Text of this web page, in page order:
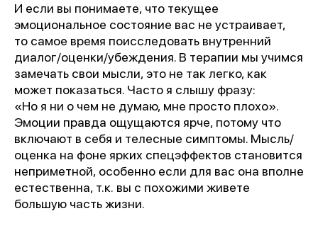
И если вы понимаете, что текущее
эмоциональное состояние вас не устраивает,
то самое время поисследовать внутренний
диалог/оценки/убеждения. В терапии мы учимся
замечать свои мысли, это не так легко, как
может показаться. Часто я слышу фразу:
«Но я ни о чем не думаю, мне просто плохо».
Эмоции правда ощущаются ярче, потому что
включают в себя и телесные симптомы. Мысль/
оценка на фоне ярких спецэффектов становится
неприметной, особенно если для вас она вполне
естественна, т.к. вы с похожими живете
большую часть жизни.